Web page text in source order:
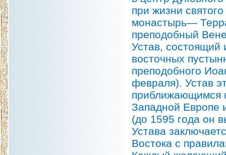
при жизни
монастырь—
преподобный
Устав, состоящий
восточных
преподобного
февраля). Устав
приближающимся
Западной Европе
(до 1595 года он
Устава
Востока с